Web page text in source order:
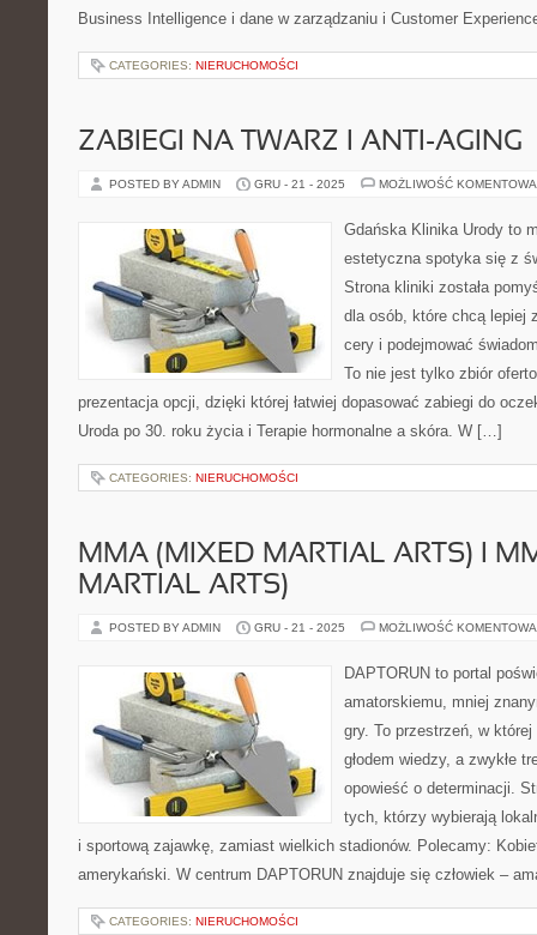
Business Intelligence i dane w zarządzaniu i Customer
CATEGORIES: NIERUCHOMOŚCI
ZABIEGI NA TWARZ I ANTI-AGING
POSTED BY ADMIN GRU - 21 - 2025 MOŻLIWOŚĆ
Gdańska Klinika Urody to
estetyczna spotyka się z
Strona kliniki została
dla osób, które chcą lepiej
cery i podejmować
To nie jest tylko zbiór
prezentacja opcji, dzięki której łatwiej dopasować zabiegi do
Uroda po 30. roku życia i Terapie hormonalne a skóra. W […]
CATEGORIES: NIERUCHOMOŚCI
MMA (MIXED MARTIAL ARTS) I
MARTIAL ARTS)
POSTED BY ADMIN GRU - 21 - 2025 MOŻLIWOŚĆ
DAPTORUN to portal
amatorskiemu, mniej
gry. To przestrzeń, w
głodem wiedzy, a zwykłe
opowieść o determinacji.
tych, którzy wybierają
i sportową zajawkę, zamiast wielkich stadionów. Polecamy:
amerykański. W centrum DAPTORUN znajduje się człowiek –
CATEGORIES: NIERUCHOMOŚCI